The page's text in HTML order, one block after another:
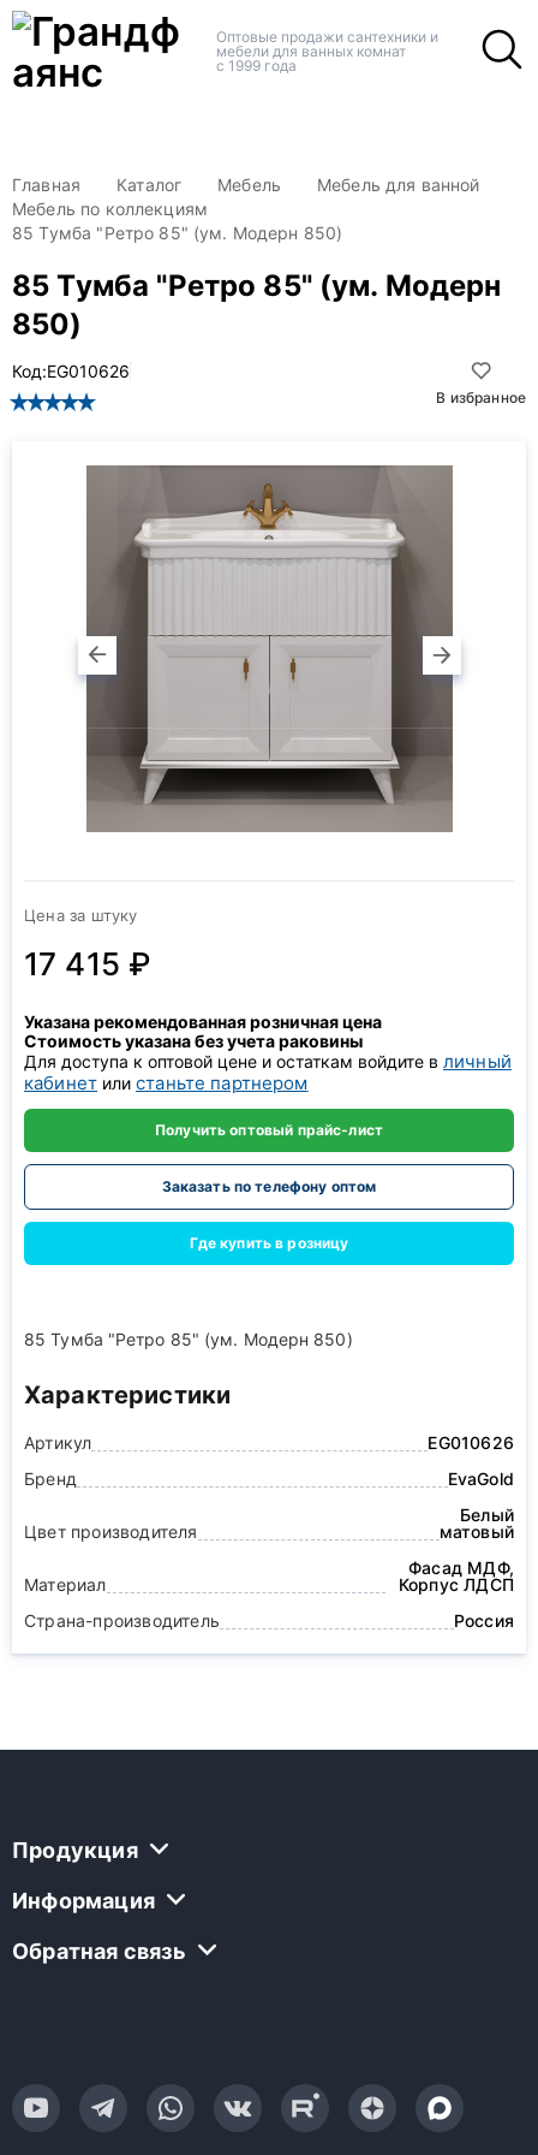
Оптовые продажи сантехники и
мебели для ванных комнат
с 1999 года
Главная Каталог Мебель
Мебель для ванной
Мебель по коллекциям
85 Тумба "Ретро 85" (ум. Модерн 850)
85 Тумба "Ретро 85" (ум. Модерн
850)
В избранное
Код:EG010626
Цена за штуку
17 415 ₽
Указана рекомендованная розничная цена
Стоимость указана без учета раковины
Для доступа к оптовой цене и остаткам войдите в личный
кабинет илистаньте партнером
Получить оптовый прайс-лист
Заказать по телефону оптом
Где купить в розницу
85 Тумба "Ретро 85" (ум. Модерн 850)
Характеристики
Артикул
EG010626
Бренд
EvaGold
Цвет производителя
Белый
матовый
Материал
Фасад МДФ,
Корпус ЛДСП
Страна-производитель
Россия
Продукция
Информация
Обратная связь